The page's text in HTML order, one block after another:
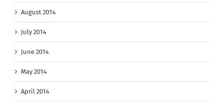
August 2014
July 2014
June 2014
May 2014
April 2014